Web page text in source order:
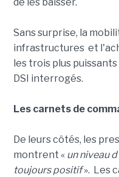
de les baisser.
Sans surprise, la
infrastructures et
les trois plus
DSI interrogés.
Les carnets de
De leurs côtés, les
montrent « un niveau
toujours positif». Les